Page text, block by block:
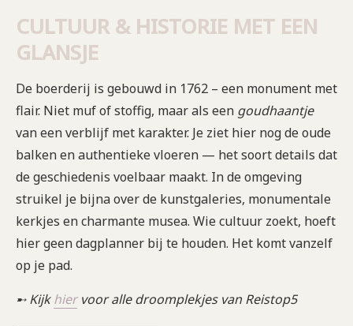
CULTUUR & HISTORIE MET EEN
GLANSJE
De boerderij is gebouwd in 1762 – een monument met
flair. Niet muf of stoffig, maar als een goudhaantje
van een verblijf met karakter. Je ziet hier nog de oude
balken en authentieke vloeren — het soort details dat
de geschiedenis voelbaar maakt. In de omgeving
struikel je bijna over de kunstgaleries, monumentale
kerkjes en charmante musea. Wie cultuur zoekt, hoeft
hier geen dagplanner bij te houden. Het komt vanzelf
op je pad.
➸ Kijkhiervoor alle droomplekjes van Reistop5